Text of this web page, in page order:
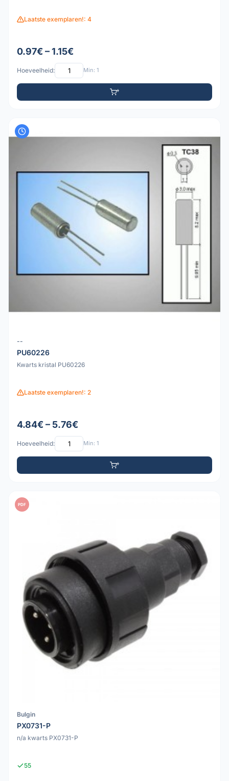
Laatste exemplaren!: 4
0.97€ – 1.15€
Hoeveelheid: Min: 1
--
PU60226
Kwarts kristal PU60226
Laatste exemplaren!: 2
4.84€ – 5.76€
Hoeveelheid: Min: 1
PDF
Bulgin
PX0731-P
n/a kwarts PX0731-P
55